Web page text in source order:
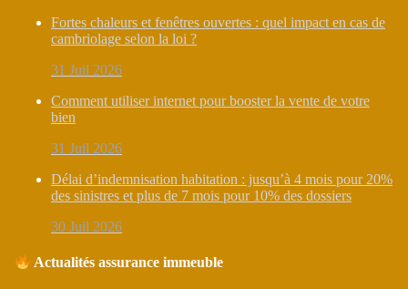
Fortes chaleurs et fenêtres ouvertes : quel impact en cas de
cambriolage selon la loi ?
31 Juil 2026
Comment utiliser internet pour booster la vente de votre
bien
31 Juil 2026
Délai d’indemnisation habitation : jusqu’à 4 mois pour 20%
des sinistres et plus de 7 mois pour 10% des dossiers
30 Juil 2026
Actualités assurance immeuble